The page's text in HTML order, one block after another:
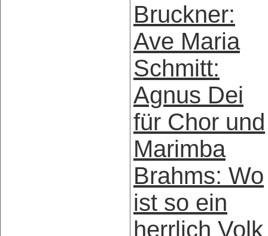
Bruckner:
Ave Maria
Schmitt:
Agnus Dei
für Chor und
Marimba
Brahms: Wo
ist so ein
herrlich Volk